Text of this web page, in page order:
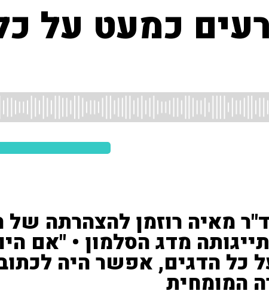
כמעט על
מאיה רוזמן להצהרתה של
מדג הסלמון • "אם
כל הדגים, אפשר היה
המומחית